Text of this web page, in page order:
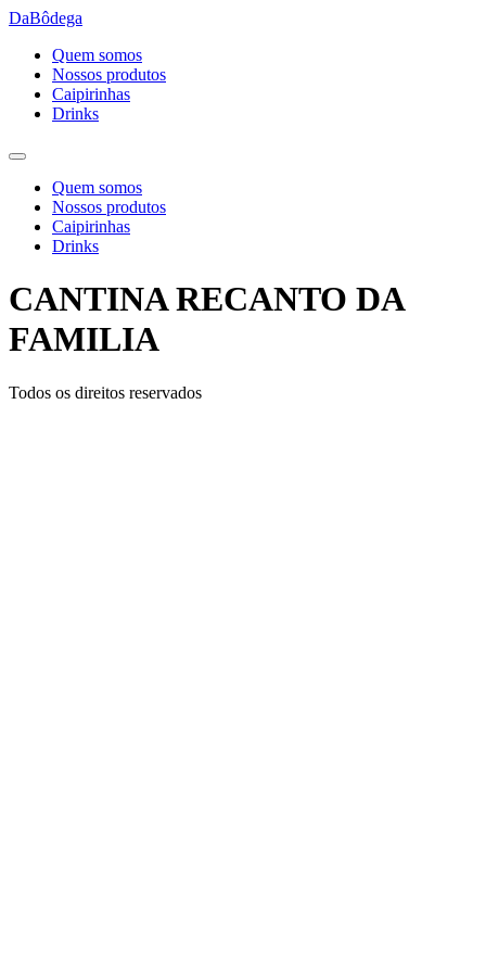
Ir
conteúdo
DaBôdega
Quem somos
Nossos produtos
Caipirinhas
Drinks
Quem somos
Nossos produtos
Caipirinhas
Drinks
CANTINA RECANTO DA
FAMILIA
Todos os direitos reservados